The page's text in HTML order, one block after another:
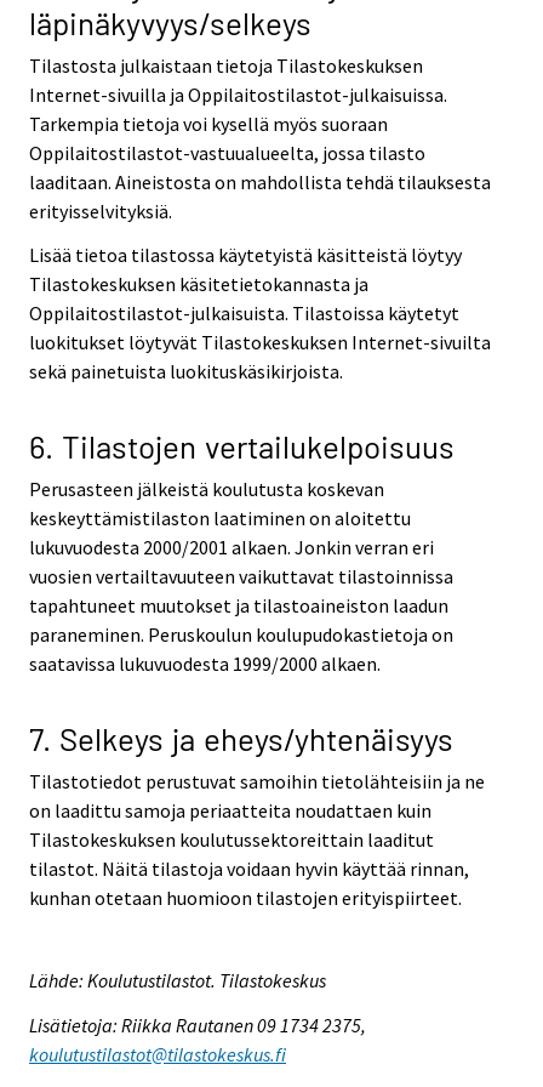
läpinäkyvyys/selkeys
Tilastosta julkaistaan tietoja Tilastokeskuksen
Internet-sivuilla ja Oppilaitostilastot-julkaisuissa.
Tarkempia tietoja voi kysellä myös suoraan
Oppilaitostilastot-vastuualueelta, jossa tilasto
laaditaan. Aineistosta on mahdollista tehdä tilauksesta
erityisselvityksiä.
Lisää tietoa tilastossa käytetyistä käsitteistä löytyy
Tilastokeskuksen käsitetietokannasta ja
Oppilaitostilastot-julkaisuista. Tilastoissa käytetyt
luokitukset löytyvät Tilastokeskuksen Internet-sivuilta
sekä painetuista luokituskäsikirjoista.
6. Tilastojen vertailukelpoisuus
Perusasteen jälkeistä koulutusta koskevan
keskeyttämistilaston laatiminen on aloitettu
lukuvuodesta 2000/2001 alkaen. Jonkin verran eri
vuosien vertailtavuuteen vaikuttavat tilastoinnissa
tapahtuneet muutokset ja tilastoaineiston laadun
paraneminen. Peruskoulun koulupudokastietoja on
saatavissa lukuvuodesta 1999/2000 alkaen.
7. Selkeys ja eheys/yhtenäisyys
Tilastotiedot perustuvat samoihin tietolähteisiin ja ne
on laadittu samoja periaatteita noudattaen kuin
Tilastokeskuksen koulutussektoreittain laaditut
tilastot. Näitä tilastoja voidaan hyvin käyttää rinnan,
kunhan otetaan huomioon tilastojen erityispiirteet.
Lähde: Koulutustilastot. Tilastokeskus
Lisätietoja: Riikka Rautanen 09 1734 2375,
koulutustilastot@tilastokeskus.fi